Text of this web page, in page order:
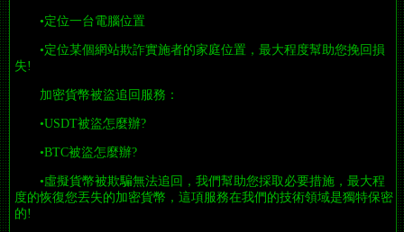
•定位一台電腦位置
•定位某個網站欺詐實施者的家庭位置，最大程度幫助您挽回損
失!
加密貨幣被盜追回服務：
•USDT被盜怎麼辦?
•BTC被盜怎麼辦?
•虛擬貨幣被欺騙無法追回，我們幫助您採取必要措施，最大程
度的恢復您丟失的加密貨幣，這項服務在我們的技術領域是獨特保密
的!